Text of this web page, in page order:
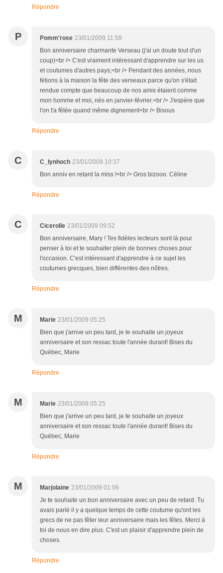
Répondre
P Pomm'rose 23/01/2009 11:58
Bon anniversaire charmante Verseau (j'ai un doute tout d'un
coup)<br /> C'est vraiment intéressant d'apprendre sur les us
et coutumes d'autres pays;<br /> Pendant des années, nous
fétions à la maison la fête des verseaux parce qu'on s'était
rendue compte que beaucoup de nos amis étaient comme
mon homme et moi, nés en janvier-février.<br /> J'espère que
l'on t'a fêtée quand même dignement<br /> Bisous
Répondre
C C_lynhoch 23/01/2009 10:37
Bon anniv en retard la miss !<br /> Gros bizooo. Céline
Répondre
C Cicerolle 23/01/2009 09:52
Bon anniversaire, Mary ! Tes fidèles lecteurs sont là pour
penser à toi et te souhaiter plein de bonnes choses pour
l'occasion. C'est intéressant d'apprendre à ce sujet les
coutumes grecques, bien différentes des nôtres.
Répondre
M Marie 23/01/2009 05:25
Bien que j'arrive un peu tard, je te souhaite un joyeux
anniversaire et son ressac toute l'année durant! Bises du
Québec, Marie
Répondre
M Marie 23/01/2009 05:25
Bien que j'arrive un peu tard, je te souhaite un joyeux
anniversaire et son ressac toute l'année durant! Bises du
Québec, Marie
Répondre
M Marjolaine 23/01/2009 01:06
Je te souhaite un bon anniversaire avec un peu de retard. Tu
avais parlé il y a quelque temps de cette coutume qu'ont les
grecs de ne pas fêter leur anniversaire mais les fêtes. Merci à
toi de nous en dire plus. C'est un plaisir d'apprendre plein de
choses.
Répondre